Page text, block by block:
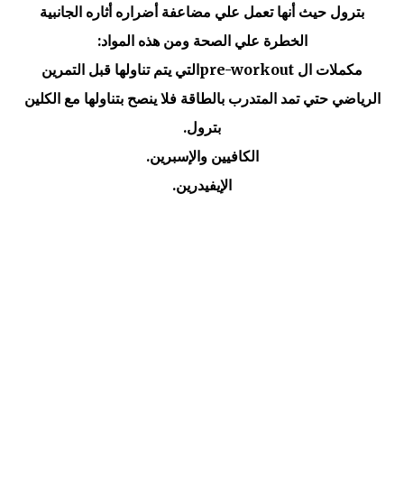
بترول حيث أنها تعمل علي مضاعفة أضراره أثاره الجانبية
الخطرة علي الصحة ومن هذه المواد:
مكملات ال pre-workoutالتي يتم تناولها قبل التمرين
الرياضي حتي تمد المتدرب بالطاقة فلا ينصح بتناولها مع الكلين
بترول.
الكافيين والإسبرين.
الإيفيدرين.